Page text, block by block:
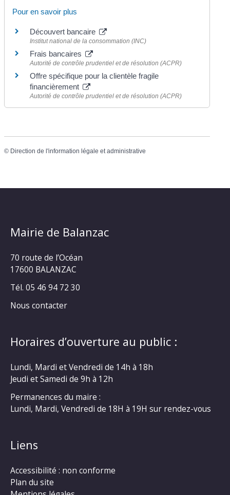
Pour en savoir plus
Découvert bancaire
Institut national de la consommation (INC)
Frais bancaires
Autorité de contrôle prudentiel et de résolution (ACPR)
Offre spécifique pour la clientèle fragile
financièrement
Autorité de contrôle prudentiel et de résolution (ACPR)
© Direction de l'information légale et administrative
Mairie de Balanzac
70 route de l’Océan
17600 BALANZAC
Tél. 05 46 94 72 30
Nous contacter
Horaires d’ouverture au public :
Lundi, Mardi et Vendredi de 14h à 18h
Jeudi et Samedi de 9h à 12h
Permanences du maire :
Lundi, Mardi, Vendredi de 18H à 19H sur rendez-vous
Liens
Accessibilité : non conforme
Plan du site